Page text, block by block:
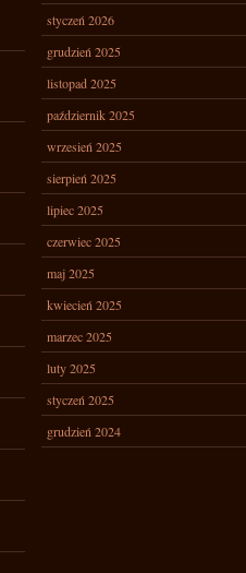
styczeń 2026
grudzień 2025
listopad 2025
październik 2025
wrzesień 2025
sierpień 2025
lipiec 2025
czerwiec 2025
maj 2025
kwiecień 2025
marzec 2025
luty 2025
styczeń 2025
grudzień 2024